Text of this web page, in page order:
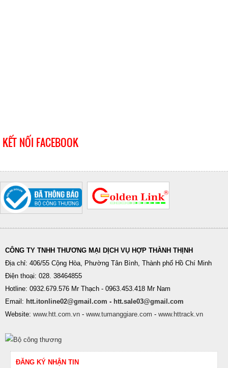
KẾT NỐI FACEBOOK
CÔNG TY TNHH THƯƠNG MẠI DỊCH VỤ HỢP THÀNH THỊNH
Địa chỉ: 406/55 Cộng Hòa, Phường Tân Bình, Thành phố Hồ Chí Minh
Điện thoại: 028. 38464855
Hotline: 0932.679.576 Mr Thạch - 0963.453.418 Mr Nam
Email: htt.itonline02@gmail.com - htt.sale03@gmail.com
Website: www.htt.com.vn - www.tumanggiare.com - www.httrack.vn
ĐĂNG KÝ NHẬN TIN